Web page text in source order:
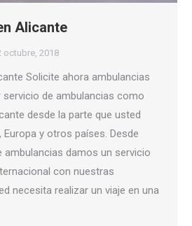
Alicante
octubre, 2018
Solicite ahora ambulancias
servicio de ambulancias como
desde la parte que usted
Europa y otros países. Desde
ambulancias damos un servicio
con nuestras
necesita realizar un viaje en una